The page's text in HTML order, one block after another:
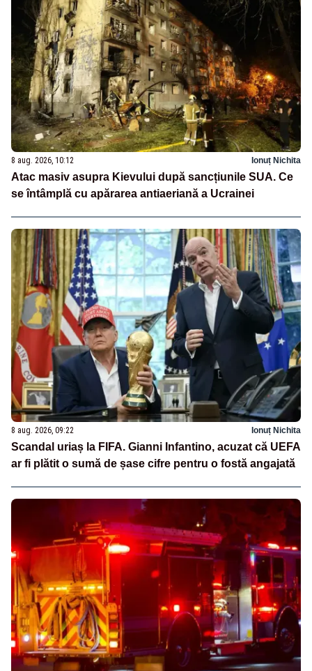
8 aug. 2026, 10:12 Ionuț Nichita
Atac masiv asupra Kievului după sancțiunile SUA. Ce
se întâmplă cu apărarea antiaeriană a Ucrainei
8 aug. 2026, 09:22 Ionuț Nichita
Scandal uriaș la FIFA. Gianni Infantino, acuzat că UEFA
ar fi plătit o sumă de șase cifre pentru o fostă angajată